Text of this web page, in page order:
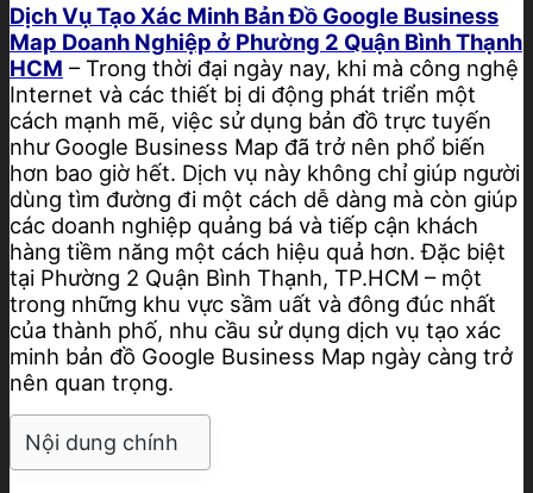
Dịch Vụ Tạo Xác Minh Bản Đồ Google Business
Map Doanh Nghiệp ở Phường 2 Quận Bình Thạnh
HCM – Trong thời đại ngày nay, khi mà công nghệ
Internet và các thiết bị di động phát triển một
cách mạnh mẽ, việc sử dụng bản đồ trực tuyến
như Google Business Map đã trở nên phổ biến
hơn bao giờ hết. Dịch vụ này không chỉ giúp người
dùng tìm đường đi một cách dễ dàng mà còn giúp
các doanh nghiệp quảng bá và tiếp cận khách
hàng tiềm năng một cách hiệu quả hơn. Đặc biệt
tại Phường 2 Quận Bình Thạnh, TP.HCM – một
trong những khu vực sầm uất và đông đúc nhất
của thành phố, nhu cầu sử dụng dịch vụ tạo xác
minh bản đồ Google Business Map ngày càng trở
nên quan trọng.
Nội dung chính